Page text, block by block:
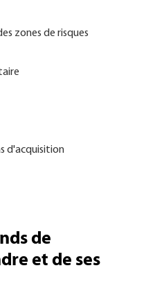
zones de risques
d'acquisition
de
et de ses